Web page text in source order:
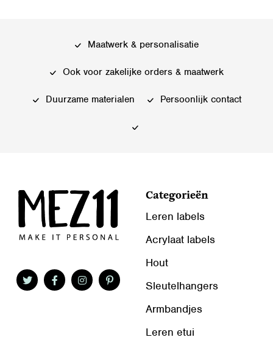
Maatwerk & personalisatie
Ook voor zakelijke orders & maatwerk
Duurzame materialen Persoonlijk contact
Categorieën
Leren labels
Acrylaat labels
Hout
Sleutelhangers
Armbandjes
Leren etui